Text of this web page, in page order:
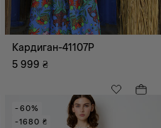
Ультра Модний
Кардиган-41107P
5 999 ₴
-60%
-1680 ₴